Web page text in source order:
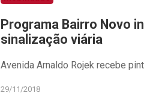
Programa Bairro Novo
sinalização viária
Avenida Arnaldo Rojek recebe
29/11/2018